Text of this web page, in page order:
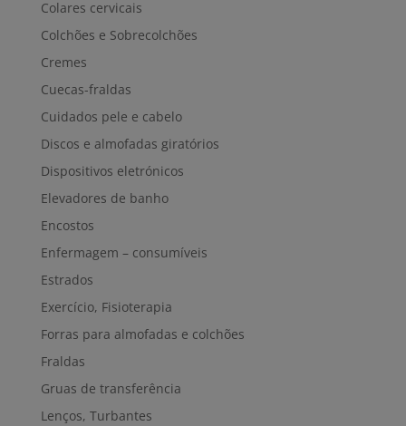
Colares cervicais
Colchões e Sobrecolchões
Cremes
Cuecas-fraldas
Cuidados pele e cabelo
Discos e almofadas giratórios
Dispositivos eletrónicos
Elevadores de banho
Encostos
Enfermagem – consumíveis
Estrados
Exercício, Fisioterapia
Forras para almofadas e colchões
Fraldas
Gruas de transferência
Lenços, Turbantes